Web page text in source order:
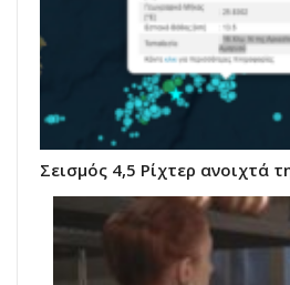
Σεισμός 4,5 Ρίχτερ ανοιχτά